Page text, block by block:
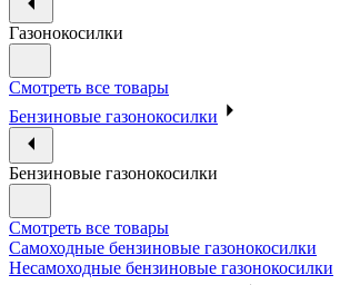
Газонокосилки
Смотреть все товары
Бензиновые газонокосилки
Бензиновые газонокосилки
Смотреть все товары
Самоходные бензиновые газонокосилки
Несамоходные бензиновые газонокосилки